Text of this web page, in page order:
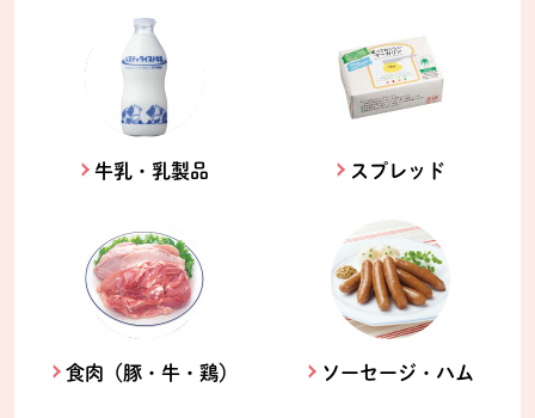
牛乳・乳製品 スプレッド
食肉（豚・牛・鶏） ソーセージ・ハム